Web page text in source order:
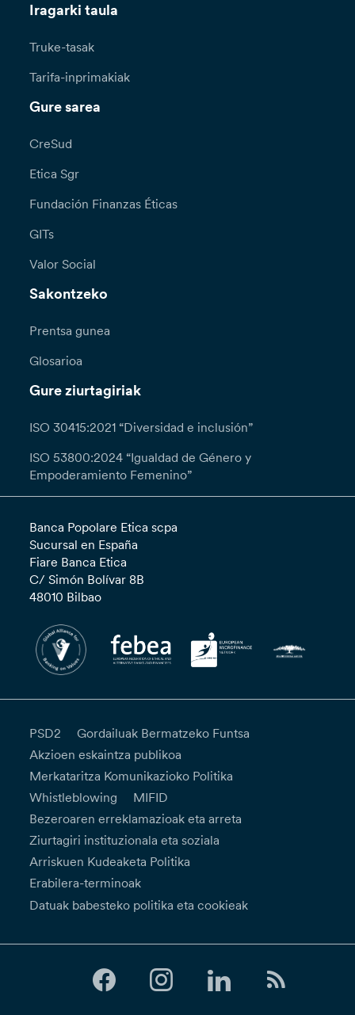
Iragarki taula
Truke-tasak
Tarifa-inprimakiak
Gure sarea
CreSud
Etica Sgr
Fundación Finanzas Éticas
GITs
Valor Social
Sakontzeko
Prentsa gunea
Glosarioa
Gure ziurtagiriak
ISO 30415:2021 “Diversidad e inclusión”
ISO 53800:2024 “Igualdad de Género y
Empoderamiento Femenino”
Banca Popolare Etica scpa
Sucursal en España
Fiare Banca Etica
C/ Simón Bolívar 8B
48010 Bilbao
PSD2
Gordailuak Bermatzeko Funtsa
Akzioen eskaintza publikoa
Merkataritza Komunikazioko Politika
Whistleblowing
MIFID
Bezeroaren erreklamazioak eta arreta
Ziurtagiri instituzionala eta soziala
Arriskuen Kudeaketa Politika
Erabilera-terminoak
Datuak babesteko politika eta cookieak